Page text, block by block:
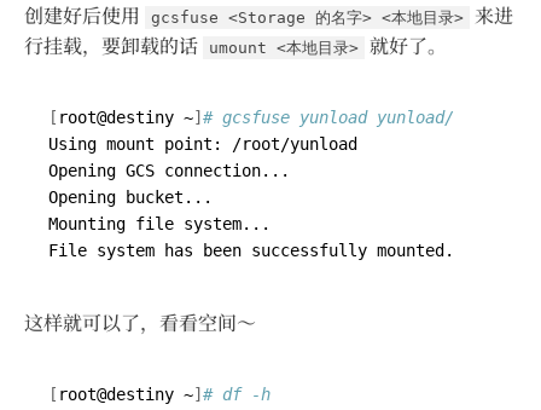
创建好后使用 gcsfuse <Storage 的名字> <本地目录>
来进
行挂载，要卸载的话
umount <本地目录> 就好了。
[ root@destiny ~] # gcsfuse yunload yunload/
这样就可以了，看看空间～
[ root@destiny ~] # df -h